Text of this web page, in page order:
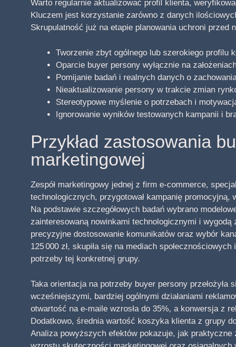
Warto regularnie aktualizować profil klienta,
Kluczem jest korzystanie zarówno z danych
Skrupulatność już na etapie planowania uchroni przed
Tworzenie zbyt ogólnego lub szerokiego profilu
Oparcie buyer persony wyłącznie na
Pomijanie badań i realnych danych o
Nieaktualizowanie persony w trakcie zmian
Stereotypowe myślenie o potrzebach i
Ignorowanie wyników testowanych kampanii i
Przykład zastosowania
marketingowej
Zespół marketingowy jednej z firm e-commerce,
technologicznych, przygotował kampanię
Na podstawie szczegółowych badań wybrano
zainteresowaną nowinkami technologicznymi i wygodą
precyzyjne dostosowanie komunikatów oraz wybór
125 000 zł, skupiła się na mediach
potrzeby tej konkretnej grupy.
Taka orientacja na potrzeby buyer persony
wcześniejszymi, bardziej ogólnymi działaniami
otwartość na e-maile wzrosła do 35%, a konwersja z
Dodatkowo, średnia wartość koszyka klienta z grupy
Analiza powyższych efektów pokazuje, jak